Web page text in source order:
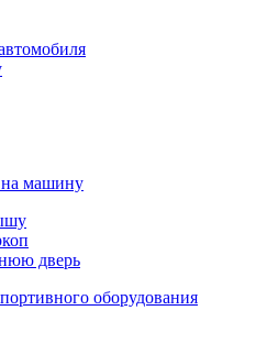
на машину
дверь
оборудования